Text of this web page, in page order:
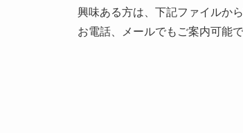
興味ある方は、下記ファイルか
お電話、メールでもご案内可能